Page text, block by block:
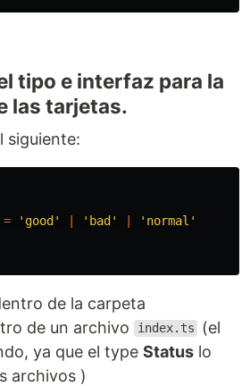
tipo e interfaz para la
las tarjetas.
siguiente:
= ' good' | ' bad' | ' normal '
de la carpeta
de un archivo index.ts
(el
ya que el type Status lo
archivos )